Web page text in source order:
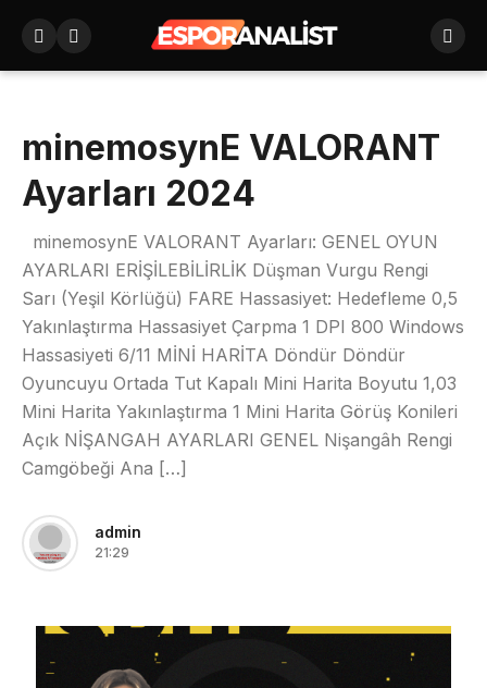
minemosynE VALORANT
Ayarları 2024
minemosynE VALORANT Ayarları: GENEL OYUN
AYARLARI ERİŞİLEBİLİRLİK Düşman Vurgu Rengi
Sarı (Yeşil Körlüğü) FARE Hassasiyet: Hedefleme 0,5
Yakınlaştırma Hassasiyet Çarpma 1 DPI 800 Windows
Hassasiyeti 6/11 MİNİ HARİTA Döndür Döndür
Oyuncuyu Ortada Tut Kapalı Mini Harita Boyutu 1,03
Mini Harita Yakınlaştırma 1 Mini Harita Görüş Konileri
Açık NİŞANGAH AYARLARI GENEL Nişangâh Rengi
Camgöbeği Ana […]
admin
21:29